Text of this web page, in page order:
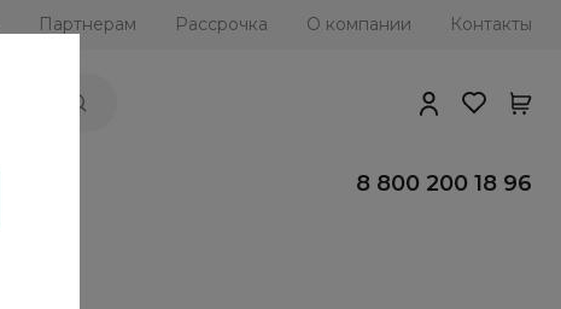
Партнерам Рассрочка О компании Контакты
8 800 200 18 96